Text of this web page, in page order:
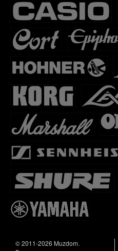
© 2011-2026 Muzdom.